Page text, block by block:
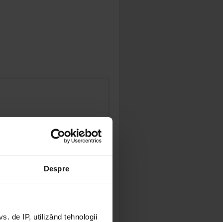
Despre
de IP, utilizând tehnologii
de azi